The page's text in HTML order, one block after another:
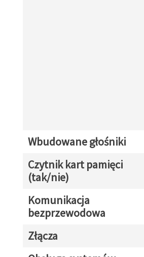
Wbudowane głośniki
Czytnik kart pamięci
(tak/nie)
Komunikacja
bezprzewodowa
Złącza